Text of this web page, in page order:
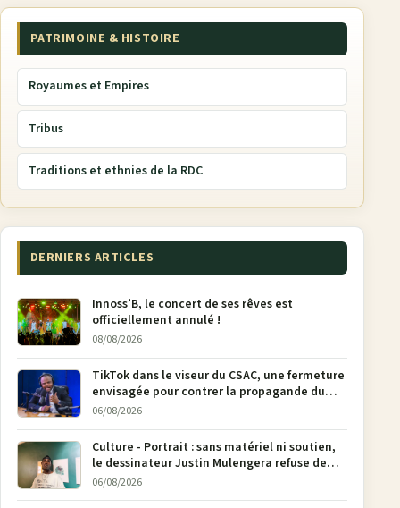
PATRIMOINE & HISTOIRE
Royaumes et Empires
Tribus
Traditions et ethnies de la RDC
DERNIERS ARTICLES
Innoss’B, le concert de ses rêves est
officiellement annulé !
08/08/2026
TikTok dans le viseur du CSAC, une fermeture
envisagée pour contrer la propagande du
M23
06/08/2026
Culture - Portrait : sans matériel ni soutien,
le dessinateur Justin Mulengera refuse de
poser son crayon
06/08/2026